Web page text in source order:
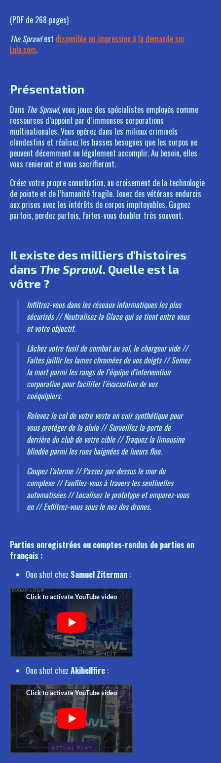
(PDF de 268 pages)
The Sprawlest disponible en impression à la demande sur
Lulu.com.
Présentation
Dans The Sprawl, vous jouez des spécialistes employés comme
ressources d’appoint par d’immenses corporations
multinationales. Vous opérez dans les milieux criminels
clandestins et réalisez les basses besognes que les corpos ne
peuvent décemment ou légalement accomplir. Au besoin, elles
vous renieront et vous sacrifieront.
Créez votre propre conurbation, au croisement de la technologie
de pointe et de l’humanité fragile. Jouez des vétérans endurcis
aux prises avec les intérêts de corpos impitoyables. Gagnez
parfois, perdez parfois, faites-vous doubler très souvent.
Il existe des milliers d’histoires
dans The Sprawl. Quelle est la
vôtre ?
Infiltrez-vous dans les réseaux informatiques les plus
sécurisés // Neutralisez la Glace qui se tient entre vous
et votre objectif.
Lâchez votre fusil de combat au sol, le chargeur vide //
Faites jaillir les lames chromées de vos doigts // Semez
la mort parmi les rangs de l’équipe d’intervention
corporative pour faciliter l’évacuation de vos
coéquipiers.
Relevez le col de votre veste en cuir synthétique pour
vous protéger de la pluie // Surveillez la porte de
derrière du club de votre cible // Traquez la limousine
blindée parmi les rues baignées de lueurs fluo.
Coupez l’alarme // Passez par-dessus le mur du
complexe // Faufilez-vous à travers les sentinelles
automatisées // Localisez le prototype et emparez-vous
en // Exfiltrez-vous sous le nez des drones.
Parties enregistrées ou comptes-rendus de parties en
français :
One shot chez Samuel Ziterman :
One shot chez Akihellfire :